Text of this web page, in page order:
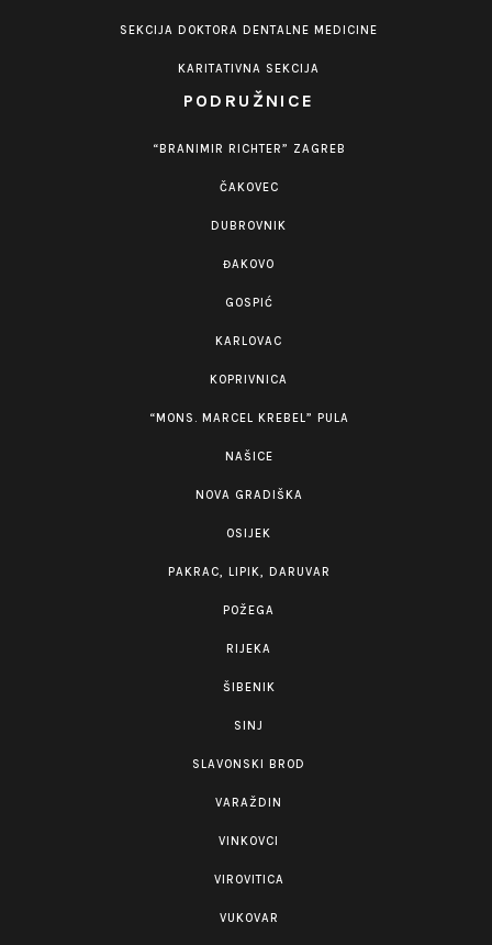
SEKCIJA DOKTORA DENTALNE MEDICINE
KARITATIVNA SEKCIJA
PODRUŽNICE
“BRANIMIR RICHTER” ZAGREB
ČAKOVEC
DUBROVNIK
ĐAKOVO
GOSPIĆ
KARLOVAC
KOPRIVNICA
“MONS. MARCEL KREBEL” PULA
NAŠICE
NOVA GRADIŠKA
OSIJEK
PAKRAC, LIPIK, DARUVAR
POŽEGA
RIJEKA
ŠIBENIK
SINJ
SLAVONSKI BROD
VARAŽDIN
VINKOVCI
VIROVITICA
VUKOVAR